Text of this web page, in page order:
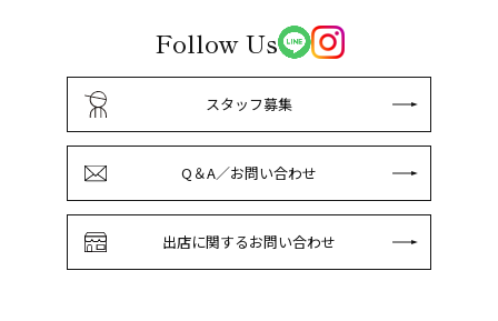
Follow Us
スタッフ募集
Q＆A／お問い合わせ
出店に関するお問い合わせ